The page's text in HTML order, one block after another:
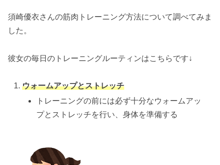
須崎優衣さんの筋肉トレーニング方法について調べてみま
した。
彼女の毎日のトレーニングルーティンはこちらです↓
ウォームアップとストレッチ
トレーニングの前には必ず十分なウォームアッ
プとストレッチを行い、身体を準備する